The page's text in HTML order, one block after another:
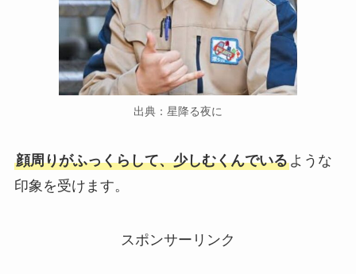
出典：星降る夜に
顔周りがふっくらして、少しむくんでいるような
印象を受けます。
スポンサーリンク